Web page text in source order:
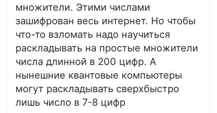
множители. Этими числами
зашифрован весь интернет. Но чтобы
что-то взломать надо научиться
раскладывать на простые множители
числа длинной в 200 цифр. А
нынешние квантовые компьютеры
могут раскладывать сверхбыстро
лишь число в 7-8 цифр